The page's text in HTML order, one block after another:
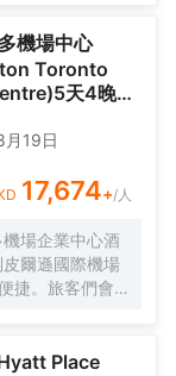
Centre) 和國
愛。我們的會
間會議室，總
是巨星任何活
機場的位置。
Centre) 和
無窮的樂趣。
，到多倫多的世
店住宿的客人
或休閒旅客，
的温水室內和
體同仁歡迎您
機場中心
Toronto
天4晚自
月19日
17,674+/人
場企業中心酒
爾遜國際機場
捷。旅客們會發
Shaver House
Place